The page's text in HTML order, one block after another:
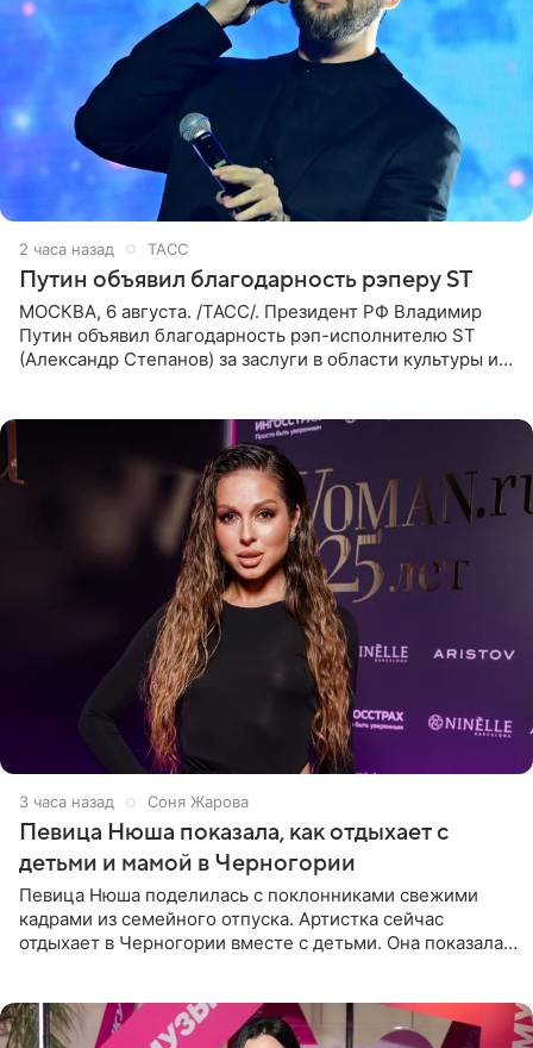
2 часа назад ТАСС
Путин объявил благодарность рэперу ST
МОСКВА, 6 августа. /ТАСС/. Президент РФ Владимир
Путин объявил благодарность рэп-исполнителю ST
(Александр Степанов) за заслуги в области культуры и
3 часа назад Соня Жарова
Певица Нюша показала, как отдыхает с
детьми и мамой в Черногории
Певица Нюша поделилась с поклонниками свежими
кадрами из семейного отпуска. Артистка сейчас
отдыхает в Черногории вместе с детьми. Она показала,